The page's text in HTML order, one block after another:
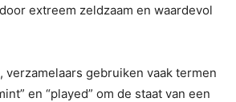
extreem zeldzaam en waardevol
verzamelaars gebruiken vaak termen
en “played” om de staat van een